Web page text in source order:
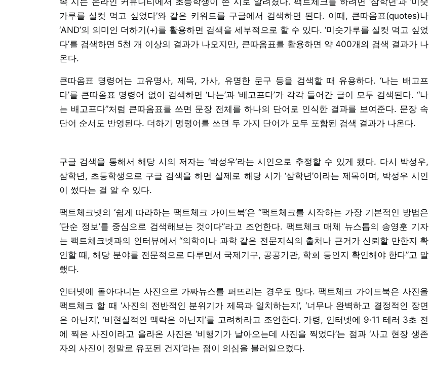
가루를 실컷 먹고 싶었다’와 같은 키워드를 구글에서 검색하면 된다. 이때, 큰따옴표(quotes)나
‘AND’의 의미인 더하기(+)를 활용하면 검색을 세부적으로 할 수 있다. ‘미숫가루를 실컷 먹고 싶었
다’를 검색하면 5천 개 이상의 결과가 나오지만, 큰따옴표를 활용하면 약 400개의 검색 결과가 나
온다.
큰따옴표 명령어는 고유명사, 제목, 가사, 유명한 문구 등을 검색할 때 유용하다. ‘나는 배고프
다’를 큰따옴표 명령어 없이 검색하면 ‘나는’과 ‘배고프다’가 각각 들어간 글이 모두 검색된다. “나
는 배고프다”처럼 큰따옴표를 쓰면 문장 전체를 하나의 단어로 인식한 결과를 보여준다. 문장 속
단어 순서도 반영된다. 더하기 명령어를 쓰면 두 가지 단어가 모두 포함된 검색 결과가 나온다.
구글 검색을 통해서 해당 시의 저자는 ‘박성우’라는 시인으로 추정할 수 있게 됐다. 다시 박성우,
삼학년, 초등학생으로 구글 검색을 하면 실제로 해당 시가 ‘삼학년’이라는 제목이며, 박성우 시인
이 썼다는 걸 알 수 있다.
팩트체크넷의 ‘쉽게 따라하는 팩트체크 가이드북’은 “팩트체크를 시작하는 가장 기본적인 방법은
‘단순 정보’를 중심으로 검색해보는 것이다”라고 조언한다. 팩트체크 매체 뉴스톱의 송영훈 기자
는 팩트체크넷과의 인터뷰에서 “의학이나 과학 같은 전문지식의 출처나 근거가 신뢰할 만한지 확
인할 때, 해당 분야를 전문적으로 다루면서 국제기구, 공공기관, 학회 등인지 확인해야 한다”고 말
했다.
인터넷에 돌아다니는 사진으로 가짜뉴스를 퍼뜨리는 경우도 많다. 팩트체크 가이드북은 사진을
팩트체크 할 때 ‘사진의 전반적인 분위기가 제목과 일치하는지’, ‘너무나 완벽하고 결정적인 장면
은 아닌지’, ‘비현실적인 맥락은 아닌지’를 고려하라고 조언한다. 가령, 인터넷에 9·11 테러 3초 전
에 찍은 사진이라고 올라온 사진은 ‘비행기가 날아오는데 사진을 찍었다’는 점과 ‘사고 현장 생존
자의 사진이 정말로 유포된 건지’라는 점이 의심을 불러일으켰다.